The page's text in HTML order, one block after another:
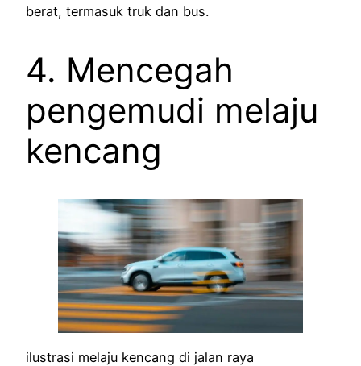
berat, termasuk truk dan bus.
4. Mencegah
pengemudi melaju
kencang
ilustrasi melaju kencang di jalan raya